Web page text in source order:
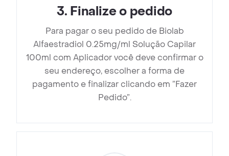
3. Finalize o pedido
Para pagar o seu pedido de Biolab
Alfaestradiol 0.25mg/ml Solução Capilar
100ml com Aplicador você deve confirmar o
seu endereço, escolher a forma de
pagamento e finalizar clicando em ”Fazer
Pedido”.